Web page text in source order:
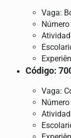
Vaga:
Código:
Vaga: